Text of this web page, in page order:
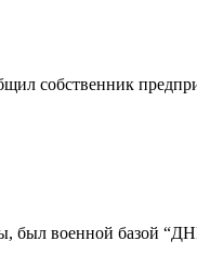
собственник
военной базой